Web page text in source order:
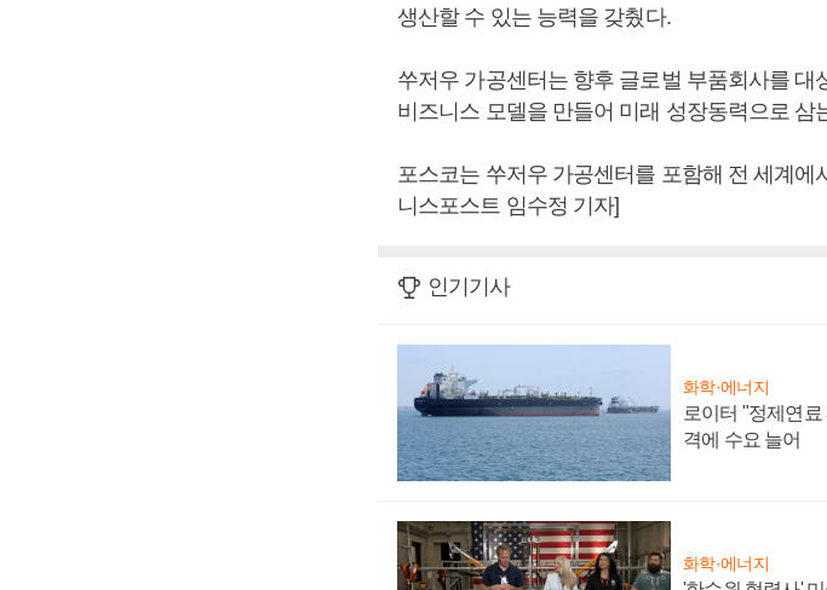
생산할 수 있는 능력을 갖췄다.
쑤저우 가공센터는 향후 글로벌 부품회사를
비즈니스 모델을 만들어 미래 성장동력으로 삼
포스코는 쑤저우 가공센터를 포함해 전 세계
니스포스트 임수정 기자]
인기기사
화학·에너지
로이터 "정제연
격에 수요 늘어
화학·에너지